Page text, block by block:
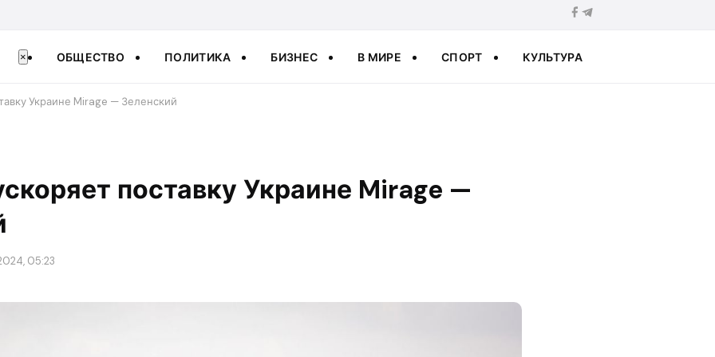
× ОБЩЕСТВО ПОЛИТИКА БИЗНЕС В МИРЕ СПОРТ КУЛЬТУРА
Украине Mirage — Зеленский
поставку Украине Mirage —
05:23